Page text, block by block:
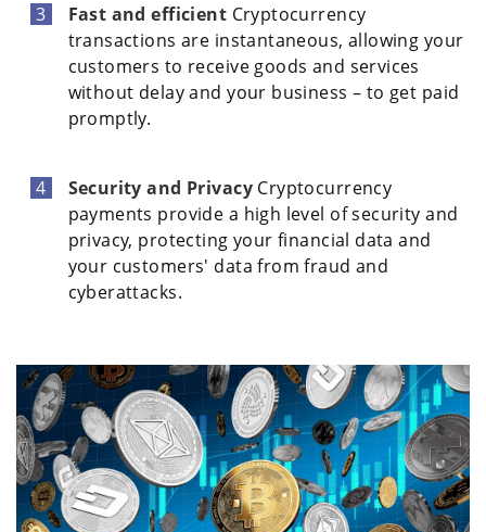
Fast and efficient Cryptocurrency
transactions are instantaneous, allowing your
customers to receive goods and services
without delay and your business – to get paid
promptly.
Security and PrivacyCryptocurrency
payments provide a high level of security and
privacy, protecting your financial data and
your customers' data from fraud and
cyberattacks.